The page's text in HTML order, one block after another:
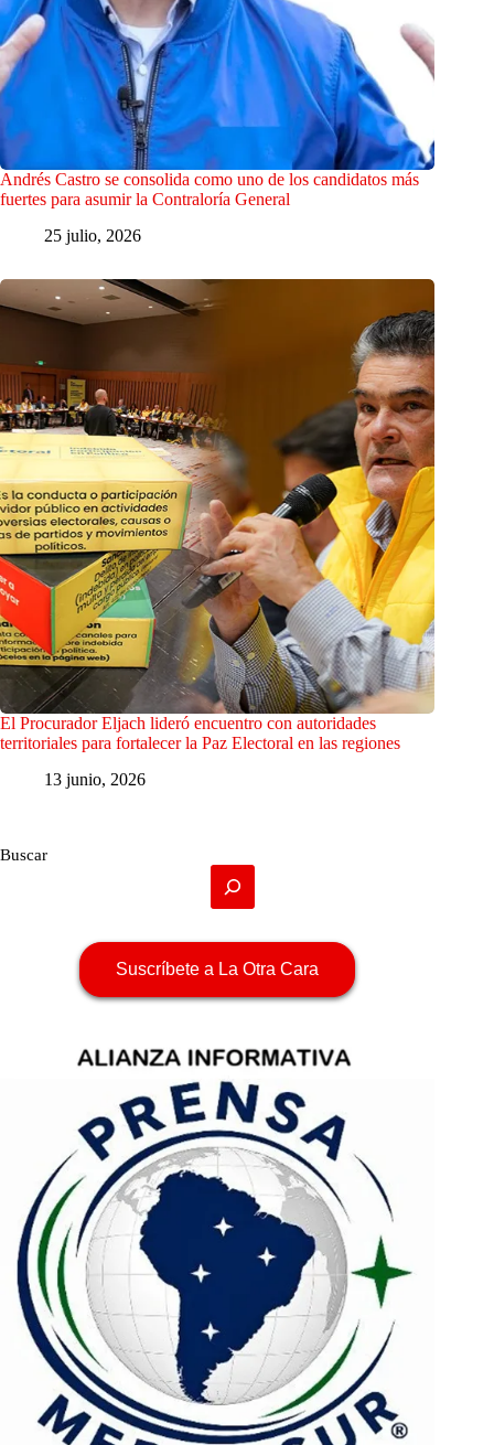
Andrés Castro se consolida como uno de los candidatos más
fuertes para asumir la Contraloría General
25 julio, 2026
El Procurador Eljach lideró encuentro con autoridades
territoriales para fortalecer la Paz Electoral en las regiones
13 junio, 2026
Buscar
Suscríbete a La Otra Cara